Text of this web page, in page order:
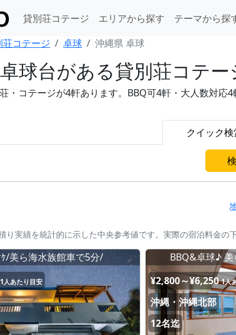
貸別荘コテージ エリアから探す テーマから探
荘コテージ 卓球 沖縄県 卓球
球台がある貸別荘コテー
・コテージが4軒あります。BBQ可4軒・大人数対
クイック検
り実績を統計的に示した中央参考値です。実際の宿泊料金の
/美ら海水族館車で5分/
1人あたり目安
BBQ&卓球♪
¥2,800～¥6,250 1人
沖縄・沖縄北部
12名迄